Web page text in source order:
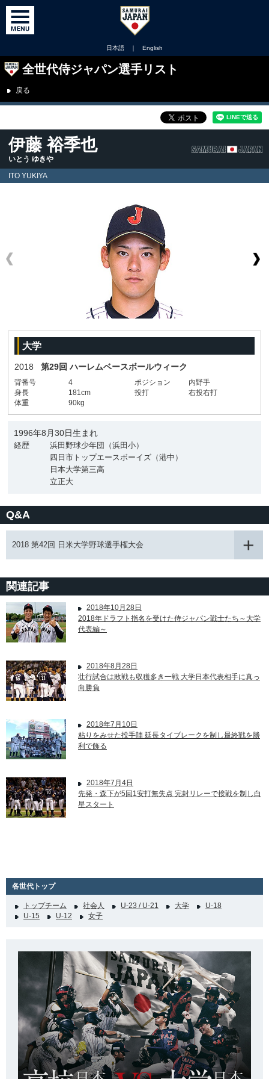
日本語 ｜ English
全世代侍ジャパン選手リスト
戻る
伊藤 裕季也
いとう ゆきや
ITO YUKIYA
大学
2018 第29回 ハーレムベースボールウィーク
背番号 4 ポジション
内野手
身長
181cm 投打
右投右打
体重
90kg
1996年8月30日生まれ
経歴
浜田野球少年団（浜田小）
四日市トップエースボーイズ（港中）
日本大学第三高
立正大
Q&A
2018 第42回 日米大学野球選手権大会
関連記事
2018年10月28日
2018年ドラフト指名を受けた侍ジャパン戦士たち～大学
代表編～
2018年8月28日
壮行試合は敗戦も収穫多き一戦 大学日本代表相手に真っ
向勝負
2018年7月10日
粘りをみせた投手陣 延長タイブレークを制し最終戦を勝
利で飾る
2018年7月4日
先発・森下が5回1安打無失点 完封リレーで接戦を制し白
星スタート
各世代トップ
トップチーム 社会人 U-23 / U-21 大学
U-18
U-15
U-12 女子